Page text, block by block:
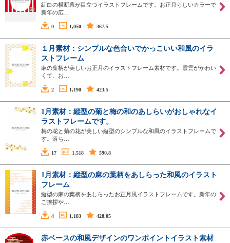
紅白の横断幕が目立つイラストフレームです。お正月らしいカラーで
新年の広…
0 1,050 367.5
１月素材：シンプルな色合いでかっこいい和風のイラ
ストフレーム
麻の葉柄が美しいお正月のイラストフレーム素材です。霞雲がかわい
くて、お…
2 1,190 423.5
1月素材：縦型の菊と梅の和のあしらいがおしゃれなイ
ラストフレームです。
梅の花と菊の花が美しい縦型のシンプルな和風のイラストフレームで
す。落ち…
17 1,518 590.8
1月素材：縦型の麻の葉柄をあしらった和風のイラスト
フレーム
縦型の麻の葉柄をあしらったお正月風イラストフレームです。新年の
ご挨拶や…
4 1,183 428.05
赤ベースの和風デザインのワンポイントイラスト素材